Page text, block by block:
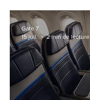
Gate 7
15 juil.
2 min de lecture